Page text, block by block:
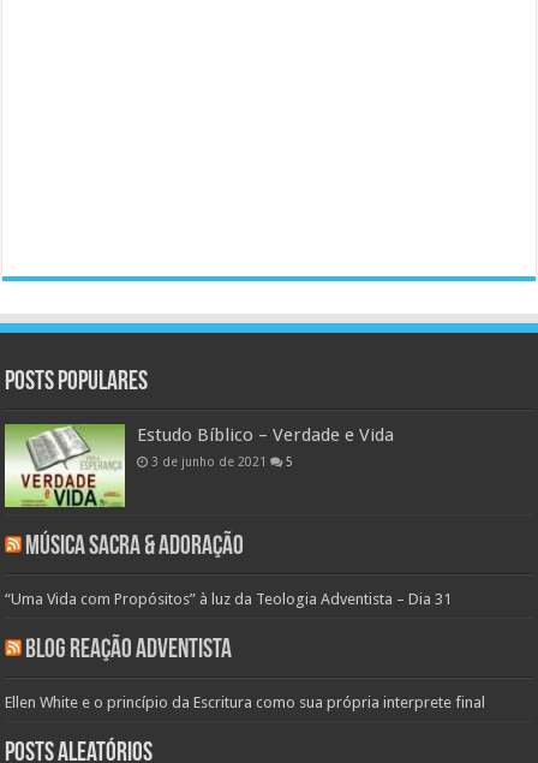
Posts populares
Estudo Bíblico – Verdade e Vida
3 de junho de 2021 5
Música Sacra & Adoração
“Uma Vida com Propósitos” à luz da Teologia Adventista – Dia 31
Blog Reação Adventista
Ellen White e o princípio da Escritura como sua própria interprete final
Posts aleatórios